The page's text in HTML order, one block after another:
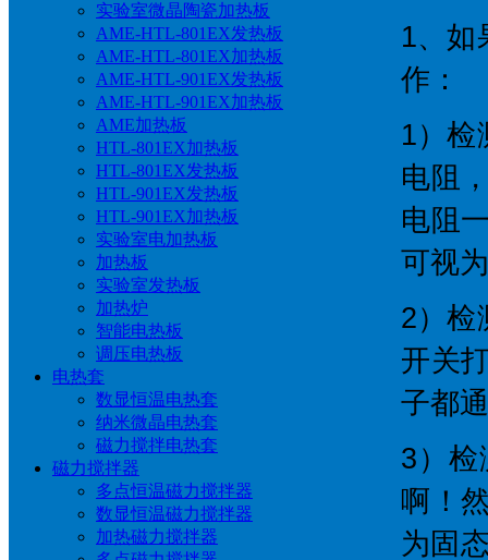
实验室微晶陶瓷加热板
AME-HTL-801EX发热板
AME-HTL-801EX加热板
AME-HTL-901EX发热板
AME-HTL-901EX加热板
AME加热板
HTL-801EX加热板
HTL-801EX发热板
HTL-901EX发热板
HTL-901EX加热板
实验室电加热板
加热板
实验室发热板
加热炉
智能电热板
调压电热板
电热套
数显恒温电热套
纳米微晶电热套
磁力搅拌电热套
磁力搅拌器
多点恒温磁力搅拌器
数显恒温磁力搅拌器
加热磁力搅拌器
1、如
作：
1）检
电阻
电阻
可视
2）检
开关
子都
3）检
啊！
为固